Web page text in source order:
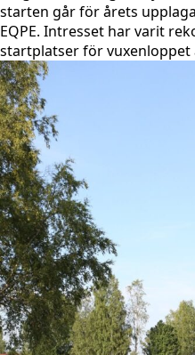
starten går för årets
EQPE. Intresset har varit
startplatser för vuxenloppet